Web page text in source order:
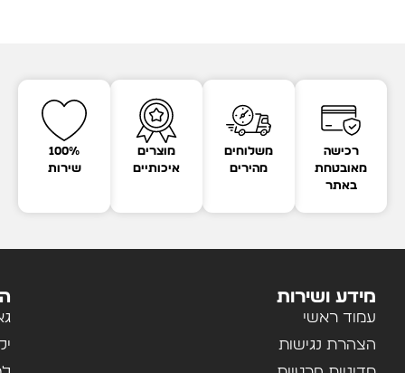
רכישה
מאובטחת
באתר
משלוחים
מהירים
מוצרים
איכותיים
100%
שירות
מידע ושירות
עמוד ראשי
הצהרת נגישות